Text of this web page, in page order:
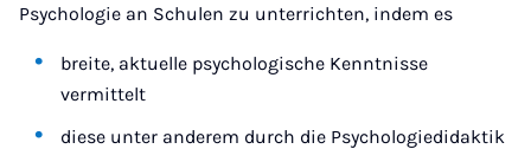
Psychologie an Schulen zu unterrichten, indem es
breite, aktuelle psychologische Kenntnisse
vermittelt
diese unter anderem durch die Psychologiedidaktik